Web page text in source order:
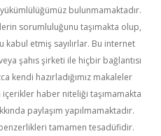
bulunmamaktadır.
sorumluluğunu taşımakta olup,
etmiş sayılırlar. Bu internet
şahıs şirketi ile hiçbir bağlantısı
kendi hazırladığımız makaleler
haber niteliği taşımamakta
paylaşım yapılmamaktadır.
tamamen tesadüfidir.